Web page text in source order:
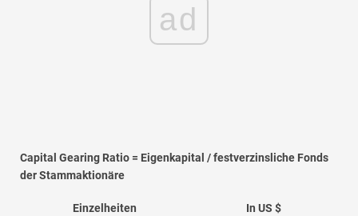
ad
Capital Gearing Ratio = Eigenkapital / festverzinsliche Fonds
der Stammaktionäre
Einzelheiten In US $